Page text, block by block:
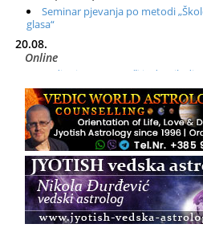
Seminar pjevanja po metodi
glasa“
20.08.
Online
Radionica: Pomagači iz drugih
otvoreno za sve
21.08.
Zagreb+Online
Osnovni ThetaHealing® tečaj,
22.08.
Pula
Access BARS®, otpusti stres
23.08.
Pula